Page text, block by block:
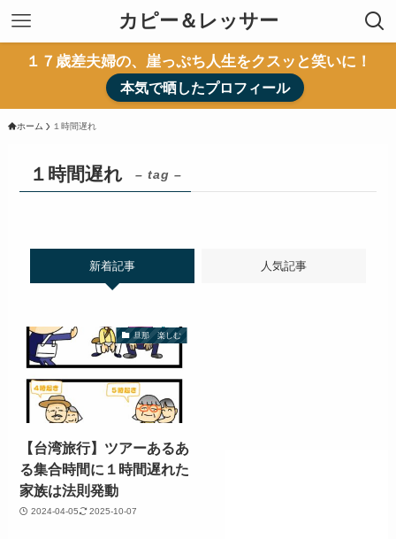
カピー＆レッサー
１７歳差夫婦の、崖っぷち人生をクスッと笑いに！
本気で晒したプロフィール
ホーム １時間遅れ
１時間遅れ – tag –
新着記事 人気記事
旦那 楽しむ
【台湾旅行】ツアーあるあ
る集合時間に１時間遅れた
家族は法則発動
2024-04-05 2025-10-07